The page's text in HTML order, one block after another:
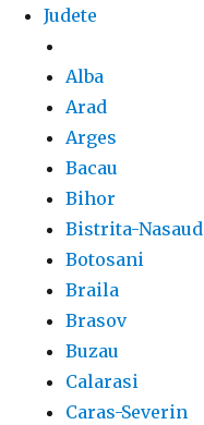
Judete
Alba
Arad
Arges
Bacau
Bihor
Bistrita-Nasaud
Botosani
Braila
Brasov
Buzau
Calarasi
Caras-Severin